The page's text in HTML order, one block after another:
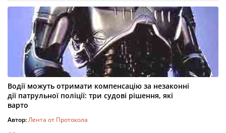
Водії можуть отримати компенсацію за незаконні
дії патрульної поліції: три судові рішення, які
варто
Автор:Лента от Протокола